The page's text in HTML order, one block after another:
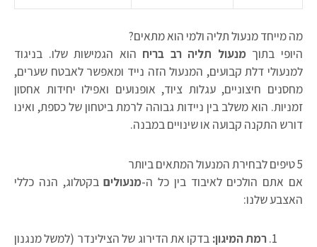
מה מייחד מנעול תליה ולמי הוא מתאים?
היופי בתוך מנעול תליה רב בריחהוא הגמישות שלו. בניגוד
למנעולי דלת קבועים, המנעול הזה נייד ומאפשר לאבטח שערים,
מחסנים חיצוניים, עגלות ציוד, אופנועים ואפילו יחידות אחסון
זמניות. הוא משלב בין ניידות גבוהה לרמת ביטחון של כספת, ואינו
דורש התקנה קבועה או שינויים במבנה.
5 טיפים לבחירת המנעול המתאים ביותר
אם אתם הולכים לאיבוד בין כל ה-מנעוליםבקטלוג, הנה כללי
האצבע שלנו:
רמת המיגון: בדקו את הדירוג של הצילינדר (למשל מנגנון